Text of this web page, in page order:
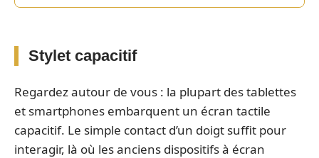
Stylet capacitif
Regardez autour de vous : la plupart des tablettes
et smartphones embarquent un écran tactile
capacitif. Le simple contact d’un doigt suffit pour
interagir, là où les anciens dispositifs à écran